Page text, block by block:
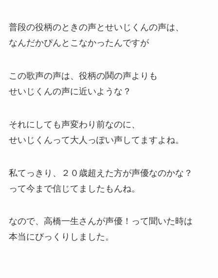
普段の役柄のときの声とせいじくんの声は、
なんだかぴんとこなかったんですが
この歌声の声は、役柄の鬨の声よりも
せいじくんの声に近いような？
それにしても声変わり前なのに、
せいじくんって大人っぽい声してますよね。
私てっきり、２０歳超えた方が声優なのかな？
って今まで信じてましたもんね。
なので、高橋一生さんが声優！って聞いた時は
本当にびっくりしました。